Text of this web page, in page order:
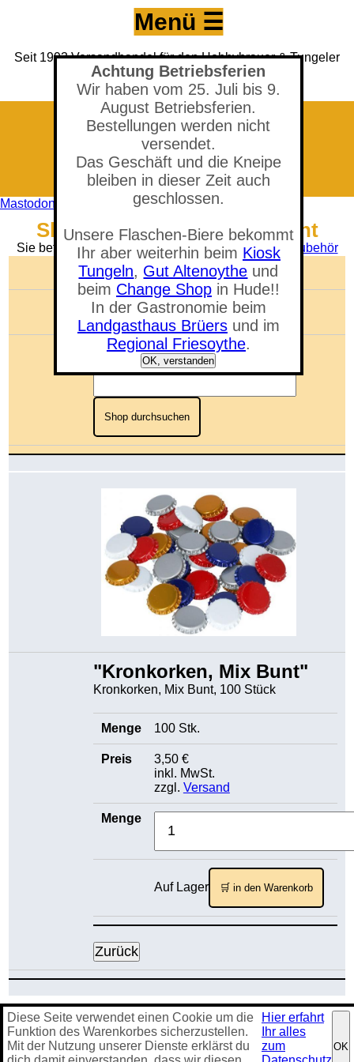
Diese Seite verwendet einen Cookie um die
Funktion des Warenkorbes sicherzustellen.
Mit der Nutzung unserer Dienste erklärst du
Hier erfahrt
Ihr alles
zum
OK
Achtung Betriebsferien
Wir haben vom 25. Juli bis 9.
August Betriebsferien.
Bestellungen werden nicht
versendet.
Das Geschäft und die Kneipe
bleiben in dieser Zeit auch
geschlossen.
Unsere Flaschen-Biere bekommt
Ihr aber weiterhin beim Kiosk
Tungeln, Gut Altenoythe und
beim Change Shopin Hude!!
In der Gastronomie beim
Landgasthaus Brüersund im
Regional Friesoythe.
OK, verstanden
Seit 1993 Versandhandel für den Hobbybrauer & Tungeler
Brauerei seit 2017
(Neuer) Tungeler Krug seit 1903
Menü ☰
Mastodon
Shop - Kronkorken, Mix Bunt
Sie befinden sich in der Abteilung:Flaschen und Zubehör
🛒 Warenkorb anzeigen
Anzahl der Artikel: 0
Gesamtwert: 0,00 €
Artikel suchen
Shop durchsuchen
"Kronkorken, Mix Bunt"
Kronkorken, Mix Bunt, 100 Stück
100 Stk.
3,50 €
inkl. MwSt.
zzgl. Versand
Auf Lager 🛒 in den Warenkorb
Impressum·Datenschutz·AGB·Kontakt ·Sitemap
Spezialversand für den Haus- & Hobbybrauer